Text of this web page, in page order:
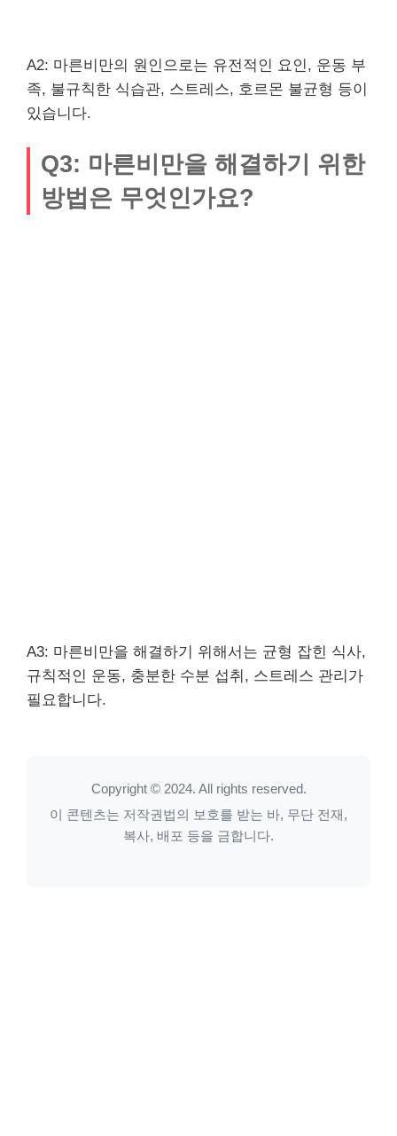
A2: 마른비만의 원인으로는 유전적인 요인, 운동 부
족, 불규칙한 식습관, 스트레스, 호르몬 불균형 등이
있습니다.
Q3: 마른비만을 해결하기 위한
방법은 무엇인가요?
A3: 마른비만을 해결하기 위해서는 균형 잡힌 식사,
규칙적인 운동, 충분한 수분 섭취, 스트레스 관리가
필요합니다.
Copyright © 2024. All rights reserved.
이 콘텐츠는 저작권법의 보호를 받는 바, 무단 전재,
복사, 배포 등을 금합니다.